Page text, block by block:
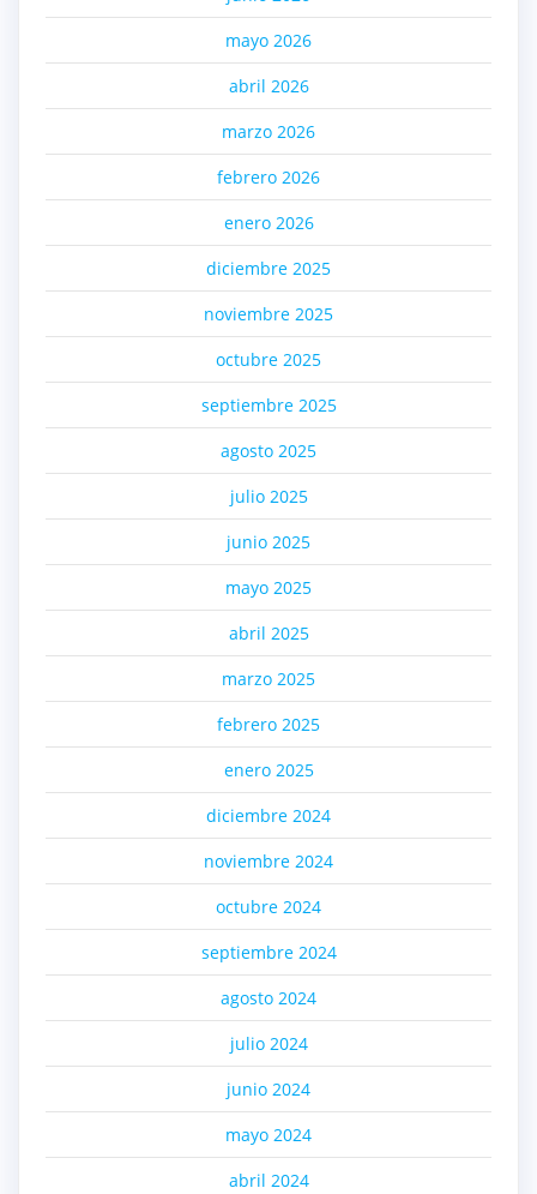
mayo 2026
abril 2026
marzo 2026
febrero 2026
enero 2026
diciembre 2025
noviembre 2025
octubre 2025
septiembre 2025
agosto 2025
julio 2025
junio 2025
mayo 2025
abril 2025
marzo 2025
febrero 2025
enero 2025
diciembre 2024
noviembre 2024
octubre 2024
septiembre 2024
agosto 2024
julio 2024
junio 2024
mayo 2024
abril 2024